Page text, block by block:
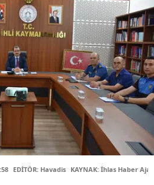
EDİTÖR: Havadis KAYNAK: İhlas Haber